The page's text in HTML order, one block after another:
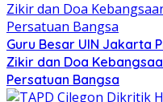
Guru Besar UIN Jakarta
Zikir dan Doa
Persatuan Bangsa